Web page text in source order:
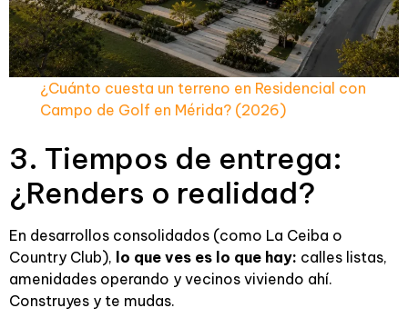
¿Cuánto cuesta un terreno en Residencial con
Campo de Golf en Mérida? (2026)
3. Tiempos de entrega:
¿Renders o realidad?
En desarrollos consolidados (como La Ceiba o
Country Club), lo que ves es lo que hay: calles listas,
amenidades operando y vecinos viviendo ahí.
Construyes y te mudas.